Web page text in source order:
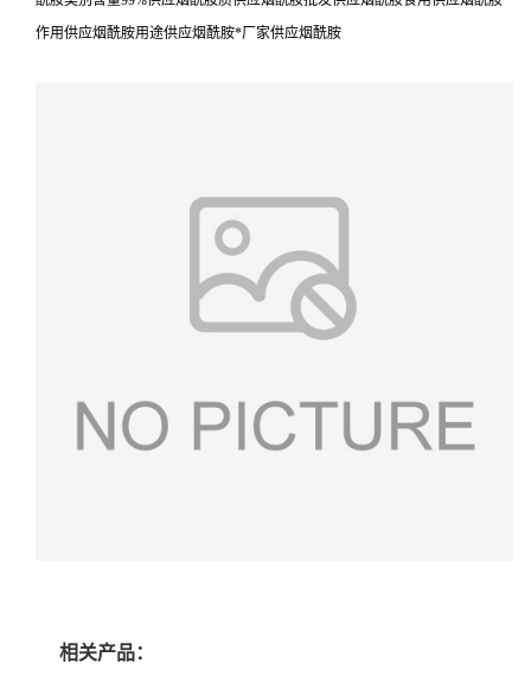
作用供应烟酰胺用途供应烟酰胺*厂家供应烟酰胺
相关产品：